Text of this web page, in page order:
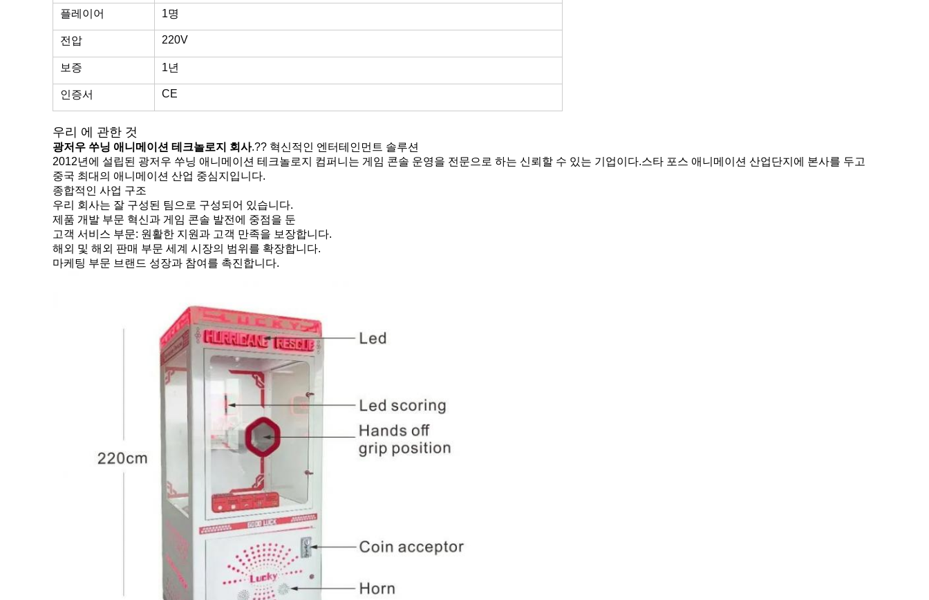
플레이어 1명
전압 220V
보증 1년
인증서 CE
우리 에 관한 것
광저우 쑤닝 애니메이션 테크놀로지 회사.?? 혁신적인 엔터테인먼트 솔루션
2012년에 설립된 광저우 쑤닝 애니메이션 테크놀로지 컴퍼니는 게임 콘솔 운영을 전문으로 하는 신뢰할 수 있는 기업이다.스타 포스 애니메이션 산업단지에 본사를 두고
중국 최대의 애니메이션 산업 중심지입니다.
종합적인 사업 구조
우리 회사는 잘 구성된 팀으로 구성되어 있습니다.
제품 개발 부문 혁신과 게임 콘솔 발전에 중점을 둔
고객 서비스 부문: 원활한 지원과 고객 만족을 보장합니다.
해외 및 해외 판매 부문 세계 시장의 범위를 확장합니다.
마케팅 부문 브랜드 성장과 참여를 촉진합니다.